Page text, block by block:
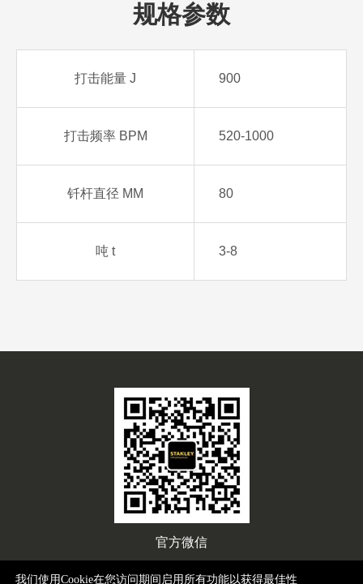
规格参数
打击能量 J 900
打击频率 BPM 520-1000
钎杆直径 MM 80
吨 t 3-8
官方微信
我们使用Cookie在您访问期间启用所有功能以获得最佳性